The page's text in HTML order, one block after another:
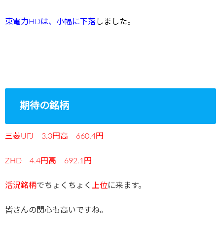
東電力HDは、小幅に下落しました。
期待の銘柄
三菱UFJ 3.3円高 660.4円
ZHD 4.4円高 692.1円
活況銘柄でちょくちょく 上位に来ます。
皆さんの関心も高いですね。